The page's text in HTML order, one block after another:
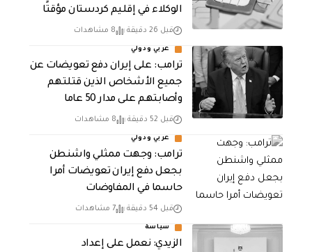
الوكلاء في إقليم كردستان مؤقتًا
قبل 26 دقيقة 8 مشاهدات
عربي ودولي
‏ترامب: على إيران دفع تعويضات عن
جميع الأشخاص الذين قتلتهم
وأصابتهم على مدار 50 عاما
قبل 52 دقيقة 8 مشاهدات
عربي ودولي
‏ترامب: وجهت ممثلي واشنطن
بجعل دفع إيران تعويضات أمرا
حاسما في المفاوضات
قبل 54 دقيقة 7 مشاهدات
سياسة
الزيدي: نعمل على إعداد